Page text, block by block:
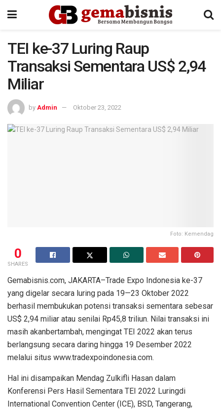
TEI ke-37 Luring Raup
Transaksi Sementara US$ 2,94
Miliar
by Admin Oktober 23, 2022
Foto: Kemendag
0
SHARES
Gemabisnis.com, JAKARTA–Trade Expo Indonesia ke-37
yang digelar secara luring pada 19—23 Oktober 2022
berhasil membukukan potensi transaksi sementara sebesar
US$ 2,94 miliar atau senilai Rp45,8 triliun. Nilai transaksi ini
masih akanbertambah, mengingat TEI 2022 akan terus
berlangsung secara daring hingga 19 Desember 2022
melalui situs www.tradexpoindonesia.com.
Hal ini disampaikan Mendag Zulkifli Hasan dalam
Konferensi Pers Hasil Sementara TEI 2022 Luringdi
International Convention Center (ICE), BSD, Tangerang,